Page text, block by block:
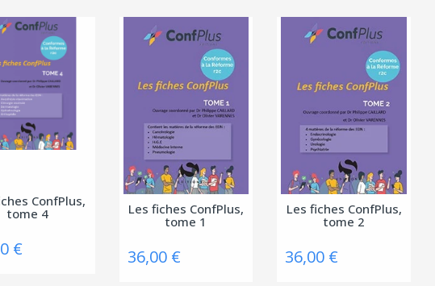
ConfPlus,
tome 4
€
Les fiches ConfPlus,
tome 1
36,00 €
Les fiches ConfPlus,
tome 2
36,00 €